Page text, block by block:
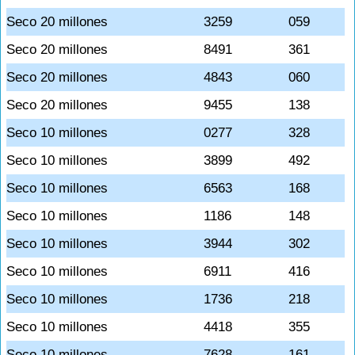
Seco 20 millones
3259
059
Seco 20 millones
8491
361
Seco 20 millones
4843
060
Seco 20 millones
9455
138
Seco 10 millones
0277
328
Seco 10 millones
3899
492
Seco 10 millones
6563
168
Seco 10 millones
1186
148
Seco 10 millones
3944
302
Seco 10 millones
6911
416
Seco 10 millones
1736
218
Seco 10 millones
4418
355